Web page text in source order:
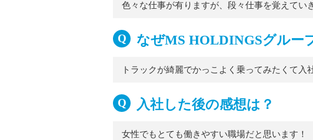
色々な仕事が有りますが、段々仕事を覚えてい
なぜMS HOLDINGSグルー
トラックが綺麗でかっこよく乗ってみたくて入
入社した後の感想は？
女性でもとても働きやすい職場だと思います！